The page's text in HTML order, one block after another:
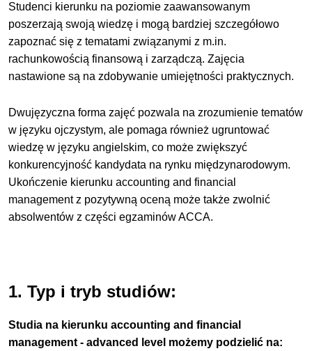
Studenci kierunku na poziomie zaawansowanym
poszerzają swoją wiedzę i mogą bardziej szczegółowo
zapoznać się z tematami związanymi z m.in.
rachunkowością finansową i zarządczą. Zajęcia
nastawione są na zdobywanie umiejętności praktycznych.
Dwujęzyczna forma zajęć pozwala na zrozumienie tematów
w języku ojczystym, ale pomaga również ugruntować
wiedzę w języku angielskim, co może zwiększyć
konkurencyjność kandydata na rynku międzynarodowym.
Ukończenie kierunku accounting and financial
management z pozytywną oceną może także zwolnić
absolwentów z części egzaminów ACCA.
1. Typ i tryb studiów:
Studia na kierunku accounting and financial
management - advanced level możemy podzielić na: